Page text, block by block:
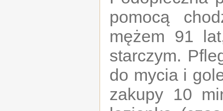
pomocą
mężem 91
starczym.
do mycia i
zakupy 10